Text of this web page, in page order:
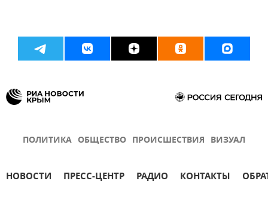
ПОЛИТИКА ОБЩЕСТВО ПРОИСШЕСТВИЯ ВИЗУАЛ
НОВОСТИ ПРЕСС-ЦЕНТР РАДИО КОНТАКТЫ